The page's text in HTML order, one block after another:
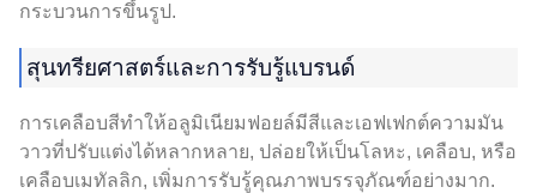
กระบวนการขึ้นรูป.
สุนทรียศาสตร์และการรับรู้แบรนด์
การเคลือบสีทำให้อลูมิเนียมฟอยล์มีสีและเอฟเฟกต์ความมัน
วาวที่ปรับแต่งได้หลากหลาย, ปล่อยให้เป็นโลหะ, เคลือบ, หรือ
เคลือบเมทัลลิก, เพิ่มการรับรู้คุณภาพบรรจุภัณฑ์อย่างมาก.